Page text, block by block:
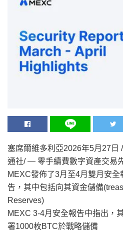
塞席爾維多利亞2026年5月27日
通社/ — 零手續費數字資產交易
MEXC發佈了3月至4月雙月安全
告，其中包括向其資金儲備
Reserves)
MEXC 3-4月安全報告中指出，
署1000枚BTC於戰略儲備